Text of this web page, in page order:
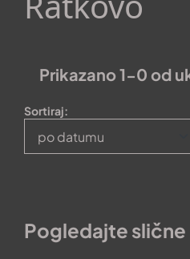
Prikazano 1-0 od
Sortiraj:
po datumu
Pogledajte